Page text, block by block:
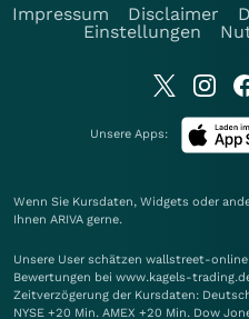
Impressum
Disclaimer
Einstellungen
Unsere Apps:
Wenn Sie Kursdaten, Widgets oder
Ihnen ARIVA gerne.
Unsere User schätzen wallstreet-
Bewertungen bei www.kagels-
Zeitverzögerung der Kursdaten:
NYSE +20 Min. AMEX +20 Min. Dow